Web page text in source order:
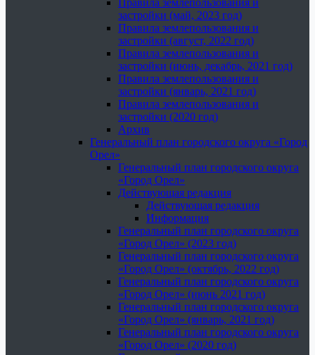
Правила землепользования и
застройки (май, 2023 год)
Правила землепользования и
застройки (август, 2022 год)
Правила землепользования и
застройки (июнь, декабрь, 2021 год)
Правила землепользования и
застройки (январь, 2021 год)
Правила землепользования и
застройки (2020 год)
Архив
Генеральный план городского округа «Город
Орел»
Генеральный план городского округа
«Город Орел»
Действующая редакция
Действующая редакция
Информация
Генеральный план городского округа
«Город Орел» (2023 год)
Генеральный план городского округа
«Город Орел» (октябрь, 2022 год)
Генеральный план городского округа
«Город Орел» (июнь 2021 год)
Генеральный план городского округа
«Город Орел» (январь, 2021 год)
Генеральный план городского округа
«Город Орел» (2020 год)